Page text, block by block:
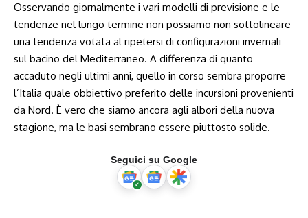
Osservando giornalmente i vari modelli di previsione e le
tendenze nel lungo termine non possiamo non sottolineare
una tendenza votata al ripetersi di configurazioni invernali
sul bacino del Mediterraneo. A differenza di quanto
accaduto negli ultimi anni, quello in corso sembra proporre
l’Italia quale obbiettivo preferito delle incursioni provenienti
da Nord. È vero che siamo ancora agli albori della nuova
stagione, ma le basi sembrano essere piuttosto solide.
Seguici su Google